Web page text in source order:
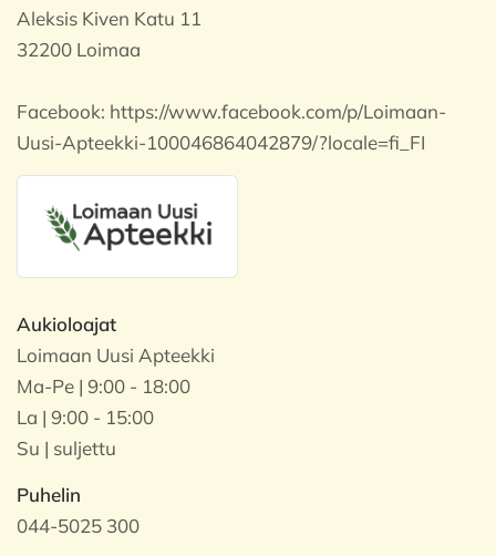
Aleksis Kiven Katu 11
32200 Loimaa
Facebook: https://www.facebook.com/p/Loimaan-
Uusi-Apteekki-100046864042879/?locale=fi_FI
Aukioloajat
Loimaan Uusi Apteekki
Ma-Pe | 9:00 - 18:00
La | 9:00 - 15:00
Su | suljettu
Puhelin
044-5025 300